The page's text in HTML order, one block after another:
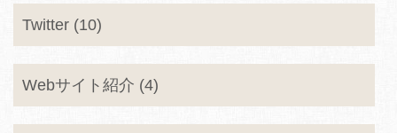
Twitter (10)
Webサイト紹介 (4)